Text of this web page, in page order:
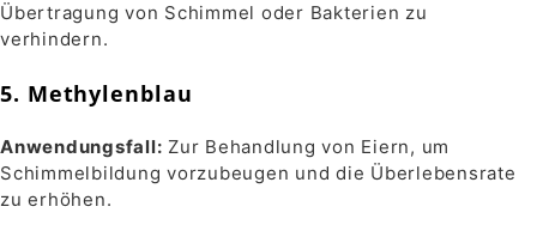
Übertragung von Schimmel oder Bakterien zu
verhindern.
5. Methylenblau
Anwendungsfall: Zur Behandlung von Eiern, um
Schimmelbildung vorzubeugen und die Überlebensrate
zu erhöhen.